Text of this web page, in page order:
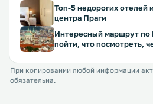
Топ-5 недорогих отелей
центра Праги
Интересный маршрут по
пойти, что посмотреть,
При копировании любой информации
обязательна.